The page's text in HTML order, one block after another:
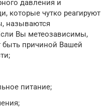
давления и
которые чутко реагируют
называются
Вы метеозависимы,
быть причиной Вашей
питание;